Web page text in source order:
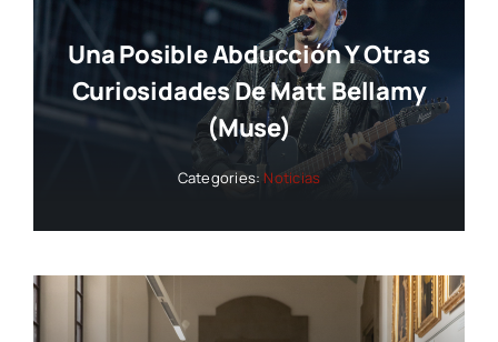
Una Posible Abducción Y Otras
Curiosidades De Matt Bellamy
(Muse)
Categories: Noticias